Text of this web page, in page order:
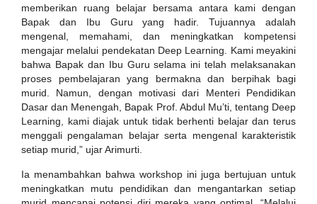
memberikan ruang belajar bersama antara kami dengan
Bapak dan Ibu Guru yang hadir. Tujuannya adalah
mengenal, memahami, dan meningkatkan kompetensi
mengajar melalui pendekatan Deep Learning. Kami meyakini
bahwa Bapak dan Ibu Guru selama ini telah melaksanakan
proses pembelajaran yang bermakna dan berpihak bagi
murid. Namun, dengan motivasi dari Menteri Pendidikan
Dasar dan Menengah, Bapak Prof. Abdul Mu’ti, tentang Deep
Learning, kami diajak untuk tidak berhenti belajar dan terus
menggali pengalaman belajar serta mengenal karakteristik
setiap murid,” ujar Arimurti.
Ia menambahkan bahwa workshop ini juga bertujuan untuk
meningkatkan mutu pendidikan dan mengantarkan setiap